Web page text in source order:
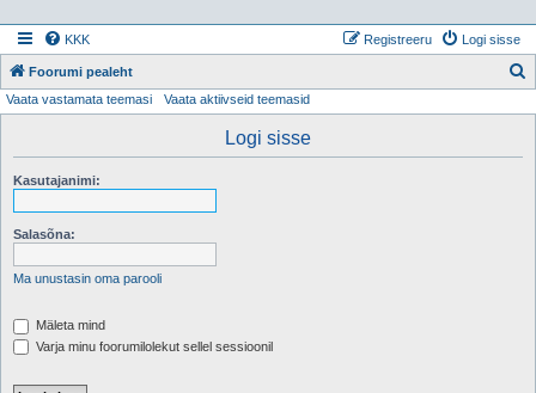
KKK Logi sisse
Registreeru
Foorumi pealeht
Vaata vastamata teemasi Vaata aktiivseid teemasid
Logi sisse
Kasutajanimi:
Salasõna:
Ma unustasin oma parooli
Mäleta mind
Varja minu foorumilolekut sellel sessioonil